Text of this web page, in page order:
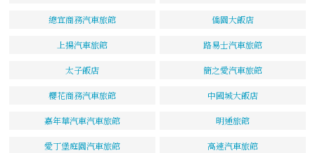
總宜商務汽車旅館 僑園大飯店
上揚汽車旅館 路易士汽車旅館
太子飯店 簡之愛汽車旅館
櫻花商務汽車旅館 中國城大飯店
嘉年華汽車汽車旅館 明通旅館
愛丁堡庭園汽車旅館 高速汽車旅館